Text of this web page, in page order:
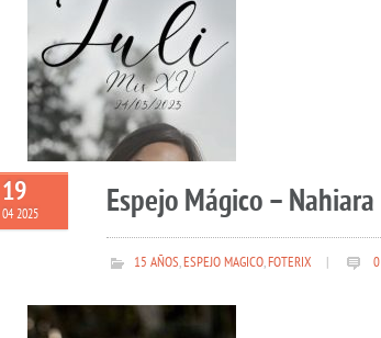
19
04 2025 Espejo Mágico – Nahiara
15 AÑOS,ESPEJO MAGICO,FOTERIX 0